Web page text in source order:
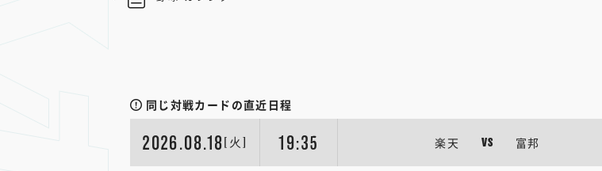
同じ対戦カードの直近日程
2026.08.18 [火] 19:35 楽天 VS 富邦